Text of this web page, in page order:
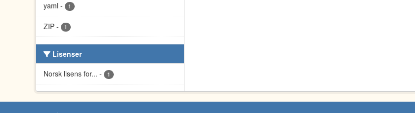
yaml - 1
ZIP - 1
Lisenser
Norsk lisens for... - 1